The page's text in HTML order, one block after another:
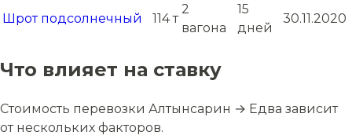
Шрот подсолнечный 114 т
2
вагона
15
дней
30.11.2020
Что влияет на ставку
Стоимость перевозки Алтынсарин → Едва зависит
от нескольких факторов.